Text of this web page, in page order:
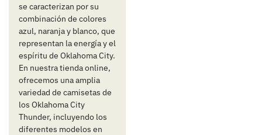
se caracterizan por su
combinación de colores
azul, naranja y blanco, que
representan la energía y el
espíritu de Oklahoma City.
En nuestra tienda online,
ofrecemos una amplia
variedad de camisetas de
los Oklahoma City
Thunder, incluyendo los
diferentes modelos en